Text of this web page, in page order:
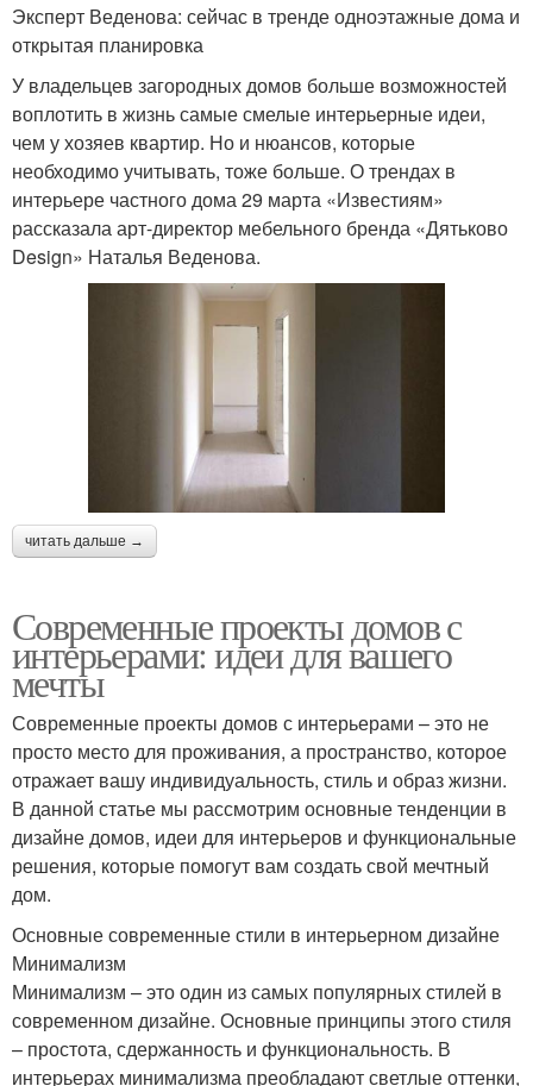
Эксперт Веденова: сейчас в тренде одноэтажные дома и
открытая планировка
У владельцев загородных домов больше возможностей
воплотить в жизнь самые смелые интерьерные идеи,
чем у хозяев квартир. Но и нюансов, которые
необходимо учитывать, тоже больше. О трендах в
интерьере частного дома 29 марта «Известиям»
рассказала арт-директор мебельного бренда «Дятьково
Design» Наталья Веденова.
читать дальше →
Современные проекты домов с
интерьерами: идеи для вашего
мечты
Современные проекты домов с интерьерами – это не
просто место для проживания, а пространство, которое
отражает вашу индивидуальность, стиль и образ жизни.
В данной статье мы рассмотрим основные тенденции в
дизайне домов, идеи для интерьеров и функциональные
решения, которые помогут вам создать свой мечтный
дом.
Основные современные стили в интерьерном дизайне
Минимализм
Минимализм – это один из самых популярных стилей в
современном дизайне. Основные принципы этого стиля
– простота, сдержанность и функциональность. В
интерьерах минимализма преобладают светлые оттенки,